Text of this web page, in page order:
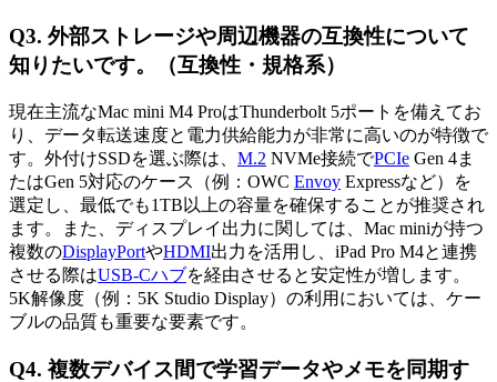
Q3. 外部ストレージや周辺機器の互換性について
知りたいです。（互換性・規格系）
現在主流なMac mini M4 ProはThunderbolt 5ポートを備えてお
り、データ転送速度と電力供給能力が非常に高いのが特徴で
す。外付けSSDを選ぶ際は、 M.2 NVMe接続でPCIe Gen 4ま
たはGen 5対応のケース（例：OWC Envoy Expressなど）を
選定し、最低でも1TB以上の容量を確保することが推奨され
ます。また、ディスプレイ出力に関しては、Mac miniが持つ
複数のDisplayPortやHDMI出力を活用し、iPad Pro M4と連携
させる際はUSB-Cハブを経由させると安定性が増します。
5K解像度（例：5K Studio Display）の利用においては、ケー
ブルの品質も重要な要素です。
Q4. 複数デバイス間で学習データやメモを同期す